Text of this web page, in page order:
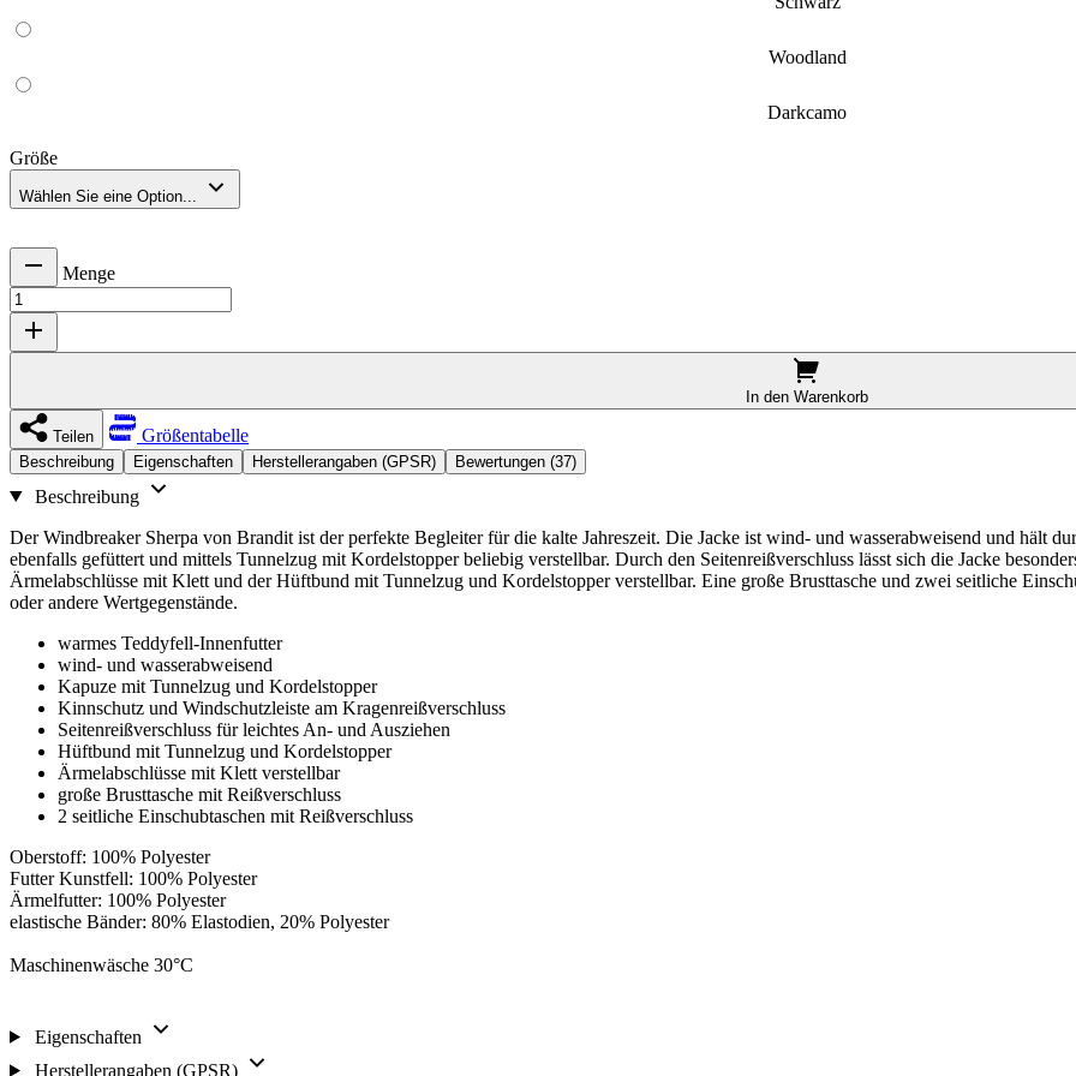
Woodland
Darkcamo
Größe
Wählen Sie eine Option...
Menge
In den Warenkorb
Teilen Größentabelle
Beschreibung Eigenschaften Herstellerangaben (GPSR) Bewertungen (37)
Beschreibung
Der Windbreaker Sherpa von Brandit ist der perfekte Begleiter für die kalte Jahreszeit. Die Jacke ist wind- und wasserabweisend und hält
ebenfalls gefüttert und mittels Tunnelzug mit Kordelstopper beliebig verstellbar. Durch den Seitenreißverschluss lässt sich die Jacke
Ärmelabschlüsse mit Klett und der Hüftbund mit Tunnelzug und Kordelstopper verstellbar. Eine große Brusttasche und zwei seitliche
oder andere Wertgegenstände.
warmes Teddyfell-Innenfutter
wind- und wasserabweisend
Kapuze mit Tunnelzug und Kordelstopper
Kinnschutz und Windschutzleiste am Kragenreißverschluss
Seitenreißverschluss für leichtes An- und Ausziehen
Hüftbund mit Tunnelzug und Kordelstopper
Ärmelabschlüsse mit Klett verstellbar
große Brusttasche mit Reißverschluss
2 seitliche Einschubtaschen mit Reißverschluss
Oberstoff: 100% Polyester
Futter Kunstfell: 100% Polyester
Ärmelfutter: 100% Polyester
elastische Bänder: 80% Elastodien, 20% Polyester
Maschinenwäsche 30°C
Eigenschaften
Herstellerangaben (GPSR)